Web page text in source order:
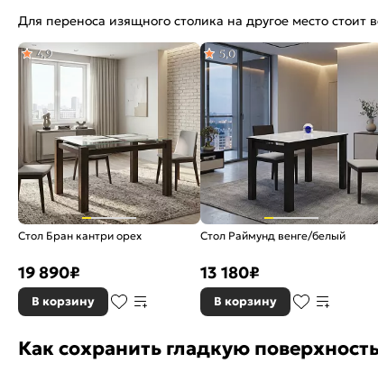
Для переноса изящного столика на другое место стоит
Стол Бран кантри орех
4,9
19 890₽
В корзину
Стол Раймунд венге/белый
5,0
13 180₽
В корзину
Как сохранить гладкую